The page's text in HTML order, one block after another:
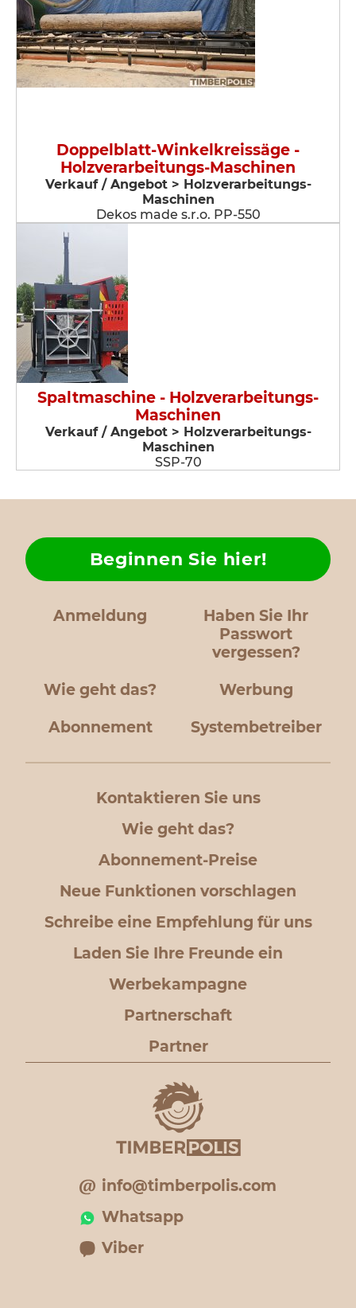
Doppelblatt-Winkelkreissäge -
Holzverarbeitungs-Maschinen
Verkauf / Angebot > Holzverarbeitungs-
Maschinen
Dekos made s.r.o. PP-550
Spaltmaschine - Holzverarbeitungs-
Maschinen
Verkauf / Angebot > Holzverarbeitungs-
Maschinen
SSP-70
Anmeldung
Haben Sie Ihr
Passwort
vergessen?
Wie geht das?
Beginnen Sie hier!
Werbung
Abonnement Systembetreiber
Kontaktieren Sie uns
Wie geht das?
Abonnement-Preise
Neue Funktionen vorschlagen
Schreibe eine Empfehlung für uns
Laden Sie Ihre Freunde ein
Werbekampagne
Partnerschaft
Partner
info@timberpolis.com
Whatsapp
Viber